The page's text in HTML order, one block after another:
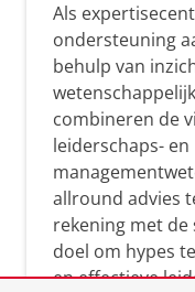
Als
ondersteuning
behulp van
combineren de
leiderschaps- en
allround advies
rekening met de
doel om hypes
en effectieve